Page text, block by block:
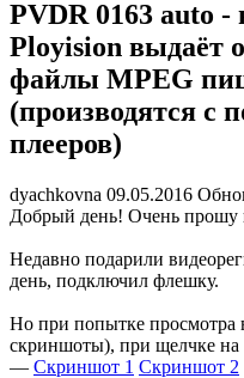
PVDR 0163 auto -
Ployision выдаёт
файлы MPEG
(производятся с
плееров)
dyachkovna 09.05.2016
Добрый день! Очень прошу
Недавно подарили
день, подключил флешку.
Но при попытке просмотра
скриншоты), при щелчке на
— Скриншот 1 Скриншот 2